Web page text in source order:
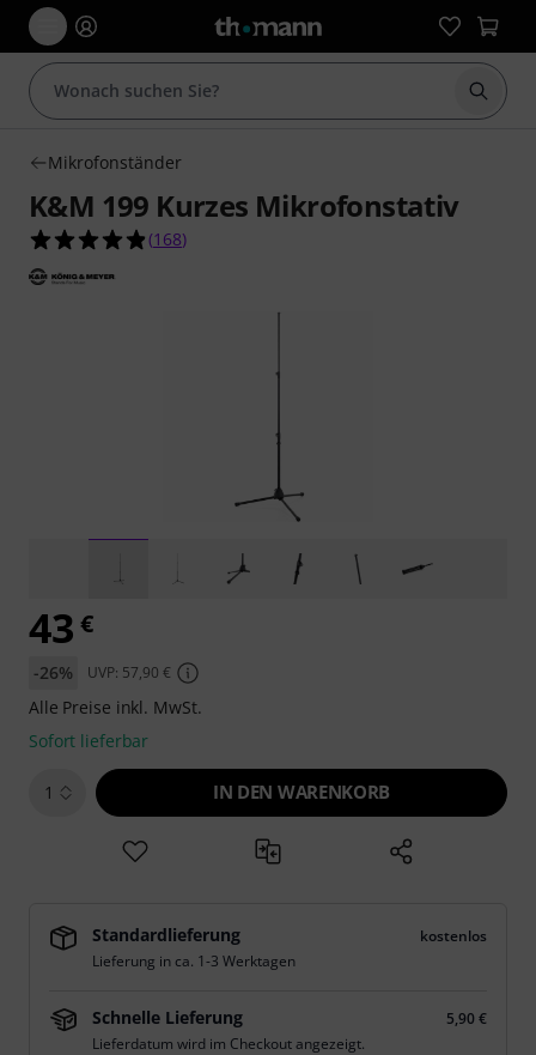
Suche
Mikrofonständer
K&M 199 Kurzes Mikrofonstativ
4.9 von 5 Sternen aus 168 Kundenbewertungen
(168)
43 €
-26% UVP: 57,90 €
Alle Preise inkl. MwSt.
Sofort lieferbar
1 IN DEN WARENKORB
Standardlieferung
kostenlos
Lieferung in ca. 1-3 Werktagen
Schnelle Lieferung
5,90 €
Lieferdatum wird im Checkout angezeigt.